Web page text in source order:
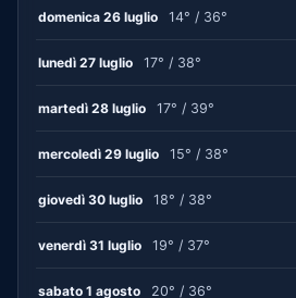
domenica 26 luglio 14° / 36°
lunedì 27 luglio 17° / 38°
martedì 28 luglio 17° / 39°
mercoledì 29 luglio 15° / 38°
giovedì 30 luglio 18° / 38°
venerdì 31 luglio 19° / 37°
sabato 1 agosto 20° / 36°